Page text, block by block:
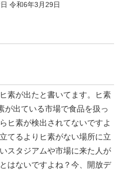
令和6年3月29日
素が出たと書いてます。ヒ素
が出ている市場で⾷品を扱っ
ヒ素が検出されてないですよ
てるよりヒ素がない場所に⽴
スタジアムや市場に来た⼈が
はないですよね？今、開放デ